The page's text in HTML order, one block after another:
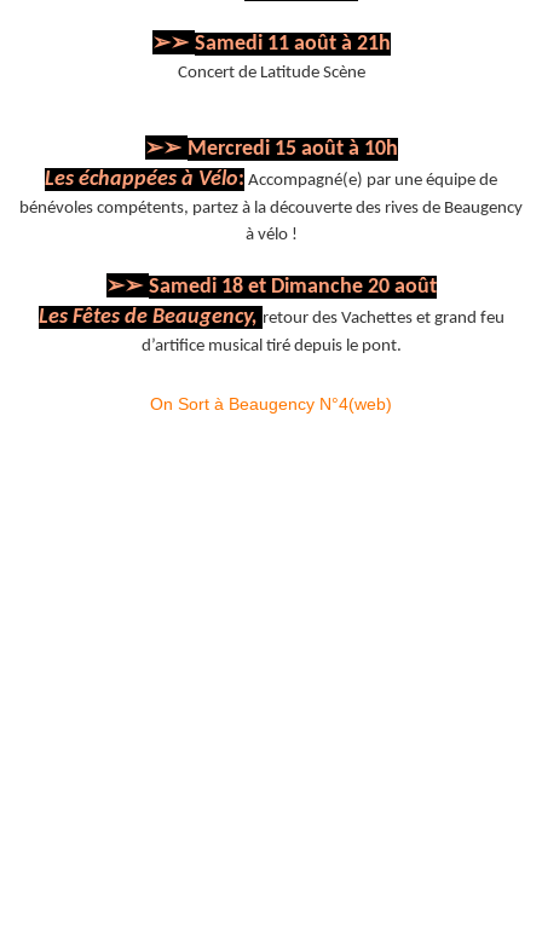
➢➢ Samedi 11 août à 21h
Concert de Latitude Scène
➢➢ Mercredi 15 août à 10h
Les échappées à Vélo: Accompagné(e) par une équipe de
bénévoles compétents, partez à la découverte des rives de Beaugency
à vélo !
➢➢ Samedi 18 et Dimanche 20 août
Les Fêtes de Beaugency, retour des Vachettes et grand feu
d’artifice musical tiré depuis le pont.
On Sort à Beaugency N°4(web)